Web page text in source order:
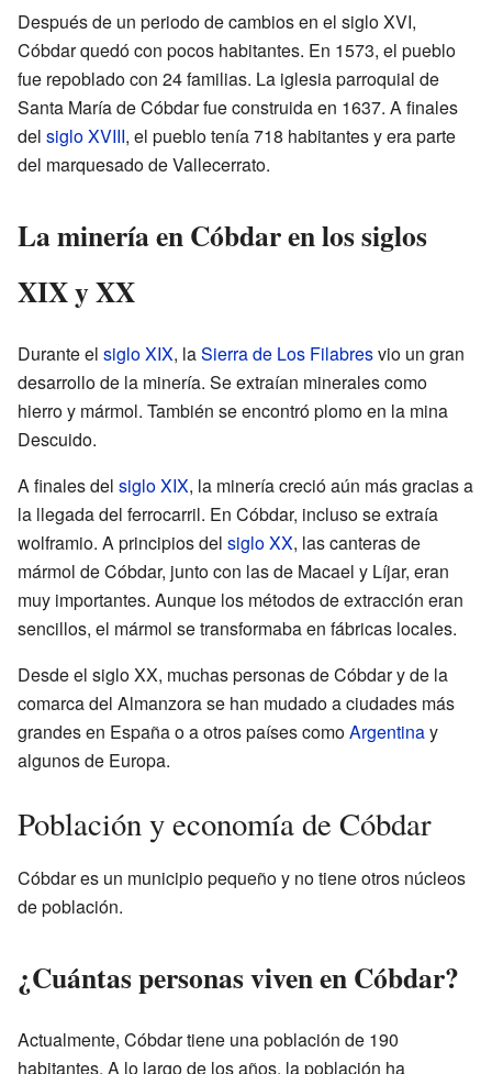
Después de un periodo de cambios en el siglo XVI,
Cóbdar quedó con pocos habitantes. En 1573, el pueblo
fue repoblado con 24 familias. La iglesia parroquial de
Santa María de Cóbdar fue construida en 1637. A finales
del siglo XVIII, el pueblo tenía 718 habitantes y era parte
del marquesado de Vallecerrato.
La minería en Cóbdar en los siglos
XIX y XX
Durante el siglo XIX, laSierra de Los Filabresvio un gran
desarrollo de la minería. Se extraían minerales como
hierro y mármol. También se encontró plomo en la mina
Descuido.
A finales del siglo XIX, la minería creció aún más gracias a
la llegada del ferrocarril. En Cóbdar, incluso se extraía
wolframio. A principios del siglo XX, las canteras de
mármol de Cóbdar, junto con las de Macael y Líjar, eran
muy importantes. Aunque los métodos de extracción eran
sencillos, el mármol se transformaba en fábricas locales.
Desde el siglo XX, muchas personas de Cóbdar y de la
comarca del Almanzora se han mudado a ciudades más
grandes en España o a otros países comoArgentinay
algunos de Europa.
Población y economía de Cóbdar
Cóbdar es un municipio pequeño y no tiene otros núcleos
de población.
¿Cuántas personas viven en Cóbdar?
Actualmente, Cóbdar tiene una población de 190
habitantes. A lo largo de los años, la población ha